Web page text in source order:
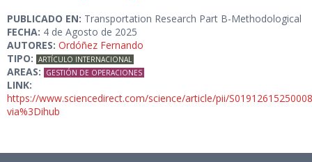
PUBLICADO EN: Transportation Research Part B-Methodological
FECHA: 4 de Agosto de 2025
AUTORES: Ordóñez Fernando
TIPO: ARTÍCULO INTERNACIONAL
AREAS: GESTIÓN DE OPERACIONES
LINK:
https://www.sciencedirect.com/science/article/pii/
via%3Dihub